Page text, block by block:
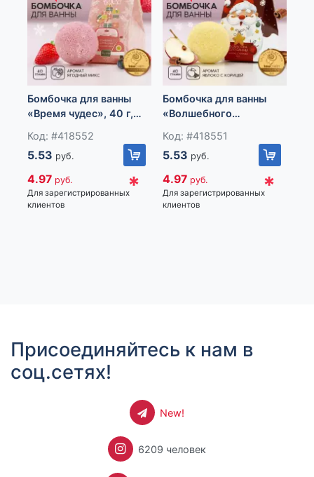
Бомбочка для ванны
«Время чудес», 40 г,
Чистое счастье
Код: #418552
5.53 руб.
4.97 руб.
Для зарегистрированных
клиентов
*
Бомбочка для ванны
«Волшебного
аромат яблока с
корицей, Чистое
счастье
Код: #418551
5.53 руб.
4.97 руб.
Для зарегистрированных
клиентов
*
Присоединяйтесь к нам в
соц.сетях!
New!
6209 человек